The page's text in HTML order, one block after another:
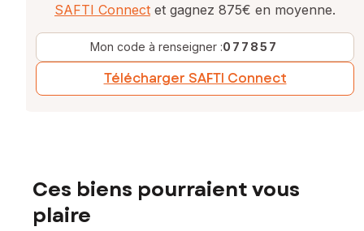
SAFTI Connect et gagnez 875€ en moyenne.
Mon code à renseigner :077857
Télécharger SAFTI Connect
Ces biens pourraient vous
plaire